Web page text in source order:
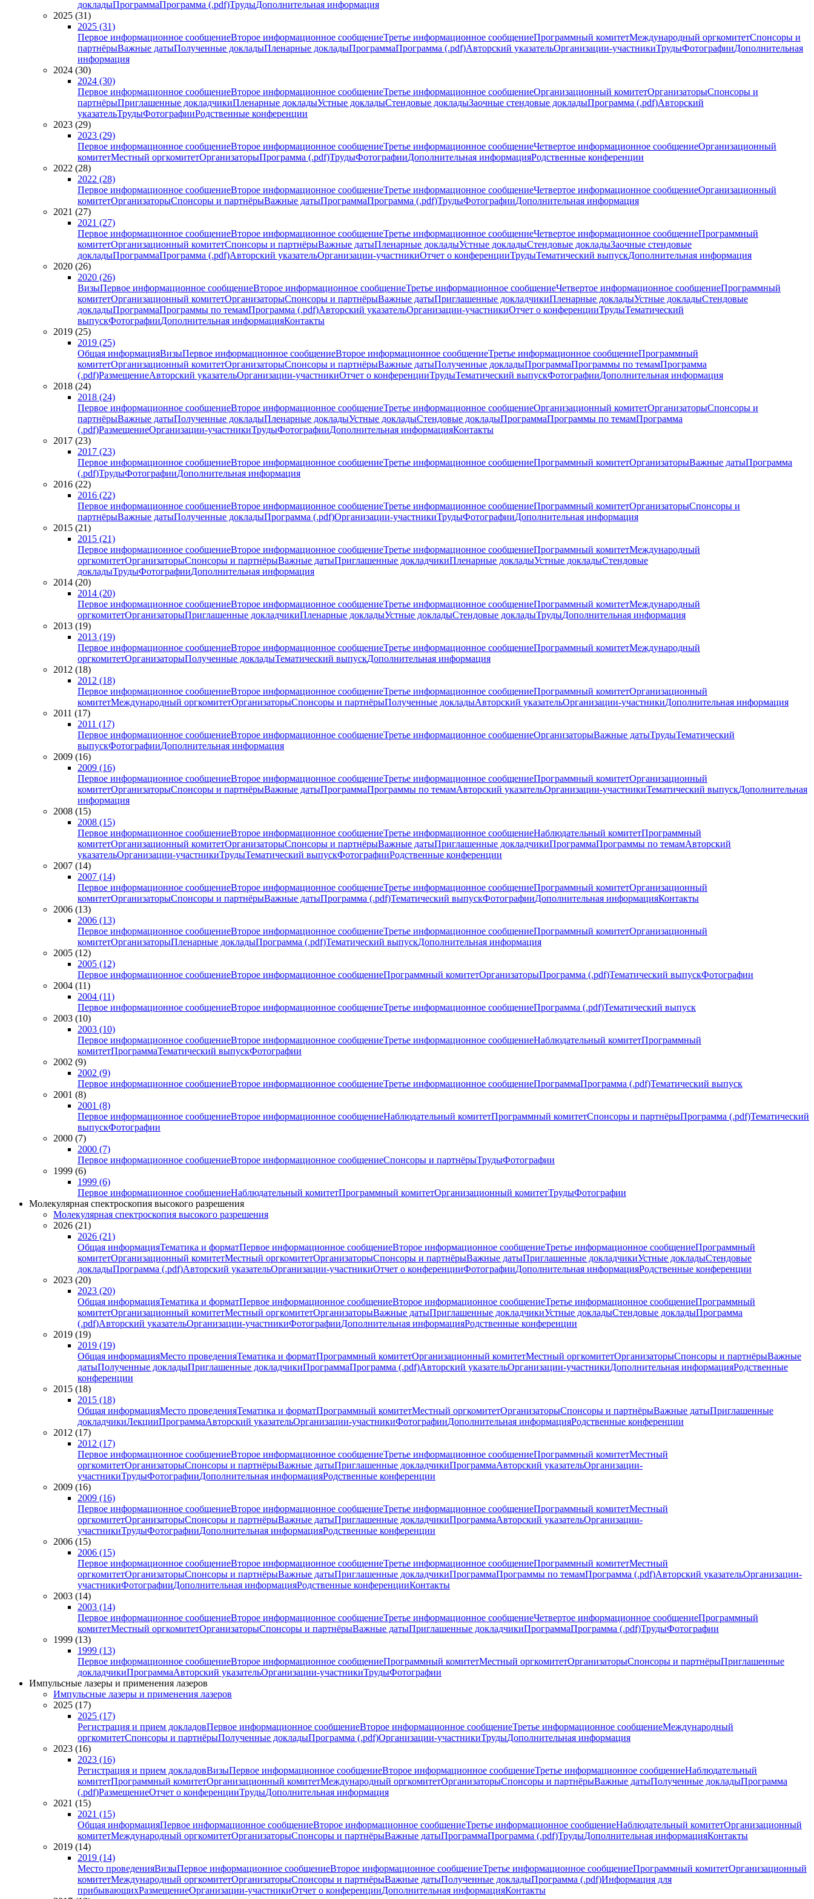
докладыПрограммаПрограмма (.pdf)ТрудыДополнительная информация
2025 (31)
2025 (31)
Первое информационное сообщениеВторое информационное сообщениеТретье информационное сообщениеПрограммный комитетМеждународный оргкомитетСпонсоры и
партнёрыВажные датыПолученные докладыПленарные докладыПрограммаПрограмма (.pdf)Авторский указательОрганизации-участникиТрудыФотографииДополнительная
информация
2024 (30)
2024 (30)
Первое информационное сообщениеВторое информационное сообщениеТретье информационное сообщениеОрганизационный комитетОрганизаторыСпонсоры и
партнёрыПриглашенные докладчикиПленарные докладыУстные докладыСтендовые докладыЗаочные стендовые докладыПрограмма (.pdf)Авторский
указательТрудыФотографииРодственные конференции
2023 (29)
2023 (29)
Первое информационное сообщениеВторое информационное сообщениеТретье информационное сообщениеЧетвертое информационное сообщениеОрганизационный
комитетМестный оргкомитетОрганизаторыПрограмма (.pdf)ТрудыФотографииДополнительная информацияРодственные конференции
2022 (28)
2022 (28)
Первое информационное сообщениеВторое информационное сообщениеТретье информационное сообщениеЧетвертое информационное сообщениеОрганизационный
комитетОрганизаторыСпонсоры и партнёрыВажные датыПрограммаПрограмма (.pdf)ТрудыФотографииДополнительная информация
2021 (27)
2021 (27)
Первое информационное сообщениеВторое информационное сообщениеТретье информационное сообщениеЧетвертое информационное сообщениеПрограммный
комитетОрганизационный комитетСпонсоры и партнёрыВажные датыПленарные докладыУстные докладыСтендовые докладыЗаочные стендовые
докладыПрограммаПрограмма (.pdf)Авторский указательОрганизации-участникиОтчет о конференцииТрудыТематический выпускДополнительная информация
2020 (26)
2020 (26)
ВизыПервое информационное сообщениеВторое информационное сообщениеТретье информационное сообщениеЧетвертое информационное сообщениеПрограммный
комитетОрганизационный комитетОрганизаторыСпонсоры и партнёрыВажные датыПриглашенные докладчикиПленарные докладыУстные докладыСтендовые
докладыПрограммаПрограммы по темамПрограмма (.pdf)Авторский указательОрганизации-участникиОтчет о конференцииТрудыТематический
выпускФотографииДополнительная информацияКонтакты
2019 (25)
2019 (25)
Общая информацияВизыПервое информационное сообщениеВторое информационное сообщениеТретье информационное сообщениеПрограммный
комитетОрганизационный комитетОрганизаторыСпонсоры и партнёрыВажные датыПолученные докладыПрограммаПрограммы по темамПрограмма
(.pdf)РазмещениеАвторский указательОрганизации-участникиОтчет о конференцииТрудыТематический выпускФотографииДополнительная информация
2018 (24)
2018 (24)
Первое информационное сообщениеВторое информационное сообщениеТретье информационное сообщениеОрганизационный комитетОрганизаторыСпонсоры и
партнёрыВажные датыПолученные докладыПленарные докладыУстные докладыСтендовые докладыПрограммаПрограммы по темамПрограмма
(.pdf)РазмещениеОрганизации-участникиТрудыФотографииДополнительная информацияКонтакты
2017 (23)
2017 (23)
Первое информационное сообщениеВторое информационное сообщениеТретье информационное сообщениеПрограммный комитетОрганизаторыВажные датыПрограмма
(.pdf)ТрудыФотографииДополнительная информация
2016 (22)
2016 (22)
Первое информационное сообщениеВторое информационное сообщениеТретье информационное сообщениеПрограммный комитетОрганизаторыСпонсоры и
партнёрыВажные датыПолученные докладыПрограмма (.pdf)Организации-участникиТрудыФотографииДополнительная информация
2015 (21)
2015 (21)
Первое информационное сообщениеВторое информационное сообщениеТретье информационное сообщениеПрограммный комитетМеждународный
оргкомитетОрганизаторыСпонсоры и партнёрыВажные датыПриглашенные докладчикиПленарные докладыУстные докладыСтендовые
докладыТрудыФотографииДополнительная информация
2014 (20)
2014 (20)
Первое информационное сообщениеВторое информационное сообщениеТретье информационное сообщениеПрограммный комитетМеждународный
оргкомитетОрганизаторыПриглашенные докладчикиПленарные докладыУстные докладыСтендовые докладыТрудыДополнительная информация
2013 (19)
2013 (19)
Первое информационное сообщениеВторое информационное сообщениеТретье информационное сообщениеПрограммный комитетМеждународный
оргкомитетОрганизаторыПолученные докладыТематический выпускДополнительная информация
2012 (18)
2012 (18)
Первое информационное сообщениеВторое информационное сообщениеТретье информационное сообщениеПрограммный комитетОрганизационный
комитетМеждународный оргкомитетОрганизаторыСпонсоры и партнёрыПолученные докладыАвторский указательОрганизации-участникиДополнительная информация
2011 (17)
2011 (17)
Первое информационное сообщениеВторое информационное сообщениеТретье информационное сообщениеОрганизаторыВажные датыТрудыТематический
выпускФотографииДополнительная информация
2009 (16)
2009 (16)
Первое информационное сообщениеВторое информационное сообщениеТретье информационное сообщениеПрограммный комитетОрганизационный
комитетОрганизаторыСпонсоры и партнёрыВажные датыПрограммаПрограммы по темамАвторский указательОрганизации-участникиТематический выпускДополнительная
информация
2008 (15)
2008 (15)
Первое информационное сообщениеВторое информационное сообщениеТретье информационное сообщениеНаблюдательный комитетПрограммный
комитетОрганизационный комитетОрганизаторыСпонсоры и партнёрыВажные датыПриглашенные докладчикиПрограммаПрограммы по темамАвторский
указательОрганизации-участникиТрудыТематический выпускФотографииРодственные конференции
2007 (14)
2007 (14)
Первое информационное сообщениеВторое информационное сообщениеТретье информационное сообщениеПрограммный комитетОрганизационный
комитетОрганизаторыСпонсоры и партнёрыВажные датыПрограмма (.pdf)Тематический выпускФотографииДополнительная информацияКонтакты
2006 (13)
2006 (13)
Первое информационное сообщениеВторое информационное сообщениеТретье информационное сообщениеПрограммный комитетОрганизационный
комитетОрганизаторыПленарные докладыПрограмма (.pdf)Тематический выпускДополнительная информация
2005 (12)
2005 (12)
Первое информационное сообщениеВторое информационное сообщениеПрограммный комитетОрганизаторыПрограмма (.pdf)Тематический выпускФотографии
2004 (11)
2004 (11)
Первое информационное сообщениеВторое информационное сообщениеТретье информационное сообщениеПрограмма (.pdf)Тематический выпуск
2003 (10)
2003 (10)
Первое информационное сообщениеВторое информационное сообщениеТретье информационное сообщениеНаблюдательный комитетПрограммный
комитетПрограммаТематический выпускФотографии
2002 (9)
2002 (9)
Первое информационное сообщениеВторое информационное сообщениеТретье информационное сообщениеПрограммаПрограмма (.pdf)Тематический выпуск
2001 (8)
2001 (8)
Первое информационное сообщениеВторое информационное сообщениеНаблюдательный комитетПрограммный комитетСпонсоры и партнёрыПрограмма (.pdf)Тематический
выпускФотографии
2000 (7)
2000 (7)
Первое информационное сообщениеВторое информационное сообщениеСпонсоры и партнёрыТрудыФотографии
1999 (6)
1999 (6)
Первое информационное сообщениеНаблюдательный комитетПрограммный комитетОрганизационный комитетТрудыФотографии
Молекулярная спектроскопия высокого разрешения
Молекулярная спектроскопия высокого разрешения
2026 (21)
2026 (21)
Общая информацияТематика и форматПервое информационное сообщениеВторое информационное сообщениеТретье информационное сообщениеПрограммный
комитетОрганизационный комитетМестный оргкомитетОрганизаторыСпонсоры и партнёрыВажные датыПриглашенные докладчикиУстные докладыСтендовые
докладыПрограмма (.pdf)Авторский указательОрганизации-участникиОтчет о конференцииФотографииДополнительная информацияРодственные конференции
2023 (20)
2023 (20)
Общая информацияТематика и форматПервое информационное сообщениеВторое информационное сообщениеТретье информационное сообщениеПрограммный
комитетОрганизационный комитетМестный оргкомитетОрганизаторыВажные датыПриглашенные докладчикиУстные докладыСтендовые докладыПрограмма
(.pdf)Авторский указательОрганизации-участникиФотографииДополнительная информацияРодственные конференции
2019 (19)
2019 (19)
Общая информацияМесто проведенияТематика и форматПрограммный комитетОрганизационный комитетМестный оргкомитетОрганизаторыСпонсоры и партнёрыВажные
датыПолученные докладыПриглашенные докладчикиПрограммаПрограмма (.pdf)Авторский указательОрганизации-участникиДополнительная информацияРодственные
конференции
2015 (18)
2015 (18)
Общая информацияМесто проведенияТематика и форматПрограммный комитетМестный оргкомитетОрганизаторыСпонсоры и партнёрыВажные датыПриглашенные
докладчикиЛекцииПрограммаАвторский указательОрганизации-участникиФотографииДополнительная информацияРодственные конференции
2012 (17)
2012 (17)
Первое информационное сообщениеВторое информационное сообщениеТретье информационное сообщениеПрограммный комитетМестный
оргкомитетОрганизаторыСпонсоры и партнёрыВажные датыПриглашенные докладчикиПрограммаАвторский указательОрганизации-
участникиТрудыФотографииДополнительная информацияРодственные конференции
2009 (16)
2009 (16)
Первое информационное сообщениеВторое информационное сообщениеТретье информационное сообщениеПрограммный комитетМестный
оргкомитетОрганизаторыСпонсоры и партнёрыВажные датыПриглашенные докладчикиПрограммаАвторский указательОрганизации-
участникиТрудыФотографииДополнительная информацияРодственные конференции
2006 (15)
2006 (15)
Первое информационное сообщениеВторое информационное сообщениеТретье информационное сообщениеПрограммный комитетМестный
оргкомитетОрганизаторыСпонсоры и партнёрыВажные датыПриглашенные докладчикиПрограммаПрограммы по темамПрограмма (.pdf)Авторский указательОрганизации-
участникиФотографииДополнительная информацияРодственные конференцииКонтакты
2003 (14)
2003 (14)
Первое информационное сообщениеВторое информационное сообщениеТретье информационное сообщениеЧетвертое информационное сообщениеПрограммный
комитетМестный оргкомитетОрганизаторыСпонсоры и партнёрыВажные датыПриглашенные докладчикиПрограммаПрограмма (.pdf)ТрудыФотографии
1999 (13)
1999 (13)
Первое информационное сообщениеВторое информационное сообщениеПрограммный комитетМестный оргкомитетОрганизаторыСпонсоры и партнёрыПриглашенные
докладчикиПрограммаАвторский указательОрганизации-участникиТрудыФотографии
Импульсные лазеры и применения лазеров
Импульсные лазеры и применения лазеров
2025 (17)
2025 (17)
Регистрация и прием докладовПервое информационное сообщениеВторое информационное сообщениеТретье информационное сообщениеМеждународный
оргкомитетСпонсоры и партнёрыПолученные докладыПрограмма (.pdf)Организации-участникиТрудыДополнительная информация
2023 (16)
2023 (16)
Регистрация и прием докладовВизыПервое информационное сообщениеВторое информационное сообщениеТретье информационное сообщениеНаблюдательный
комитетПрограммный комитетОрганизационный комитетМеждународный оргкомитетОрганизаторыСпонсоры и партнёрыВажные датыПолученные докладыПрограмма
(.pdf)РазмещениеОтчет о конференцииТрудыДополнительная информация
2021 (15)
2021 (15)
Общая информацияПервое информационное сообщениеВторое информационное сообщениеТретье информационное сообщениеНаблюдательный комитетОрганизационный
комитетМеждународный оргкомитетОрганизаторыСпонсоры и партнёрыВажные датыПрограммаПрограмма (.pdf)ТрудыДополнительная информацияКонтакты
2019 (14)
2019 (14)
Место проведенияВизыПервое информационное сообщениеВторое информационное сообщениеТретье информационное сообщениеПрограммный комитетОрганизационный
комитетМеждународный оргкомитетОрганизаторыСпонсоры и партнёрыВажные датыПолученные докладыПрограмма (.pdf)Информация для
прибывающихРазмещениеОрганизации-участникиОтчет о конференцииДополнительная информацияКонтакты